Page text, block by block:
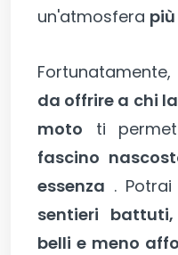
un'atmosfera
Fortunatamente,
da offrire a chi
moto ti
fascino
essenza .
sentieri battuti,
belli e meno